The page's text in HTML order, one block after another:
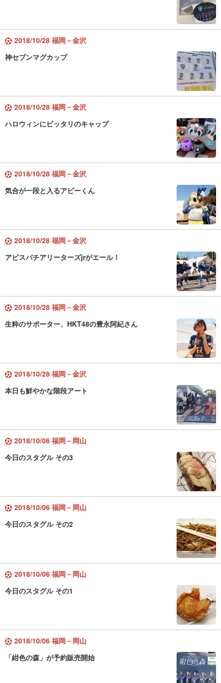
2018/10/28 福岡－金沢
神セブンマグカップ
2018/10/28 福岡－金沢
ハロウィンにピッタリのキャップ
2018/10/28 福岡－金沢
気合が一段と入るアビーくん
2018/10/28 福岡－金沢
アビスパチアリーターズjrがエール！
2018/10/28 福岡－金沢
生粋のサポーター、HKT48の豊永阿紀さん
2018/10/28 福岡－金沢
本日も鮮やかな階段アート
2018/10/06 福岡－岡山
今日のスタグル その3
2018/10/06 福岡－岡山
今日のスタグル その2
2018/10/06 福岡－岡山
今日のスタグル その1
2018/10/06 福岡－岡山
「紺色の森」が予約販売開始